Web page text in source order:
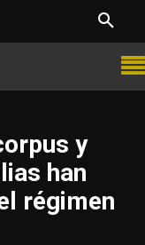
y
han
régimen